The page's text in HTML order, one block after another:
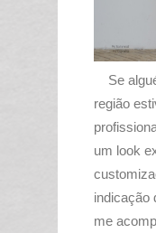
Se
região
um look
indicação
me